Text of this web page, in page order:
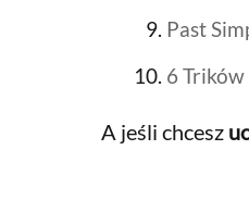
Past
6
A jeśli chcesz